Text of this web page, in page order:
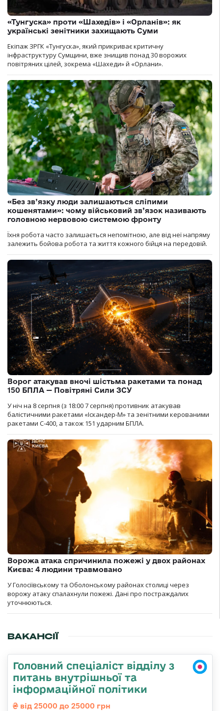
«Тунгуска» проти «Шахедів» і «Орланів»: як
українські зенітники захищають Суми
Екіпаж ЗРГК «Тунгуска», який прикриває критичну
інфраструктуру Сумщини, вже знищив понад 30 ворожих
повітряних цілей, зокрема «Шахеди» й «Орлани».
«Без зв’язку люди залишаються сліпими
кошенятами»: чому військовий зв’язок називають
головною нервовою системою фронту
Їхня робота часто залишається непомітною, але від неї напряму
залежить бойова робота та життя кожного бійця на передовій.
Ворог атакував вночі шістьма ракетами та понад
150 БПЛА — Повітряні Сили ЗСУ
У ніч на 8 серпня (з 18:00 7 серпня) противник атакував
балістичними ракетами «Іскандер-М» та зенітними керованими
ракетами С-400, а також 151 ударним БПЛА.
Ворожа атака спричинила пожежі у двох районах
Києва: 4 людини травмовано
У Голосіївському та Оболонському районах столиці через
ворожу атаку спалахнули пожежі. Дані про постраждалих
уточнюються.
ВАКАНСІЇ
Головний спеціаліст відділу з
питань внутрішньої та
інформаційної політики
від 25000 до 25000 грн